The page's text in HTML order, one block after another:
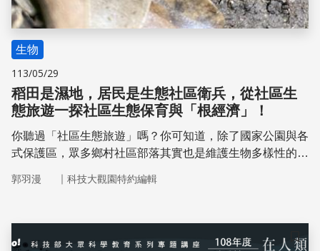
生物
113/05/29
稻田是濕地，居民是生態社區衛兵，從社區生
態旅遊一探社區生態保育與「根經濟」！
你聽過「社區生態旅遊」嗎？你可知道，除了國家公園與各
式保護區，眾多鄉村社區部落其實也是維護生物多樣性的重
跟我們分享生態體系的嶄新定義，也瞭解人們如何透過社區
的良性循環！
郭羽漫 ｜ 科技大觀園特約編輯
儲存